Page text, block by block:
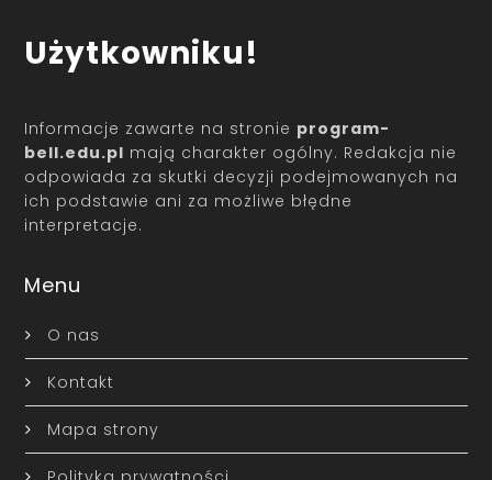
Użytkowniku!
Informacje zawarte na stronie program-
bell.edu.pl mają charakter ogólny. Redakcja nie
odpowiada za skutki decyzji podejmowanych na
ich podstawie ani za możliwe błędne
interpretacje.
Menu
O nas
Kontakt
Mapa strony